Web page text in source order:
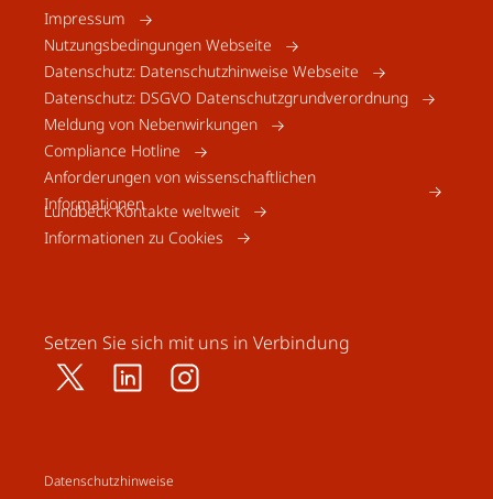
Impressum
Nutzungsbedingungen Webseite
Datenschutz: Datenschutzhinweise Webseite
Datenschutz: DSGVO Datenschutzgrundverordnung
Meldung von Nebenwirkungen
Compliance Hotline
Anforderungen von wissenschaftlichen
Informationen
Lundbeck Kontakte weltweit
Informationen zu Cookies
Setzen Sie sich mit uns in Verbindung
Datenschutzhinweise